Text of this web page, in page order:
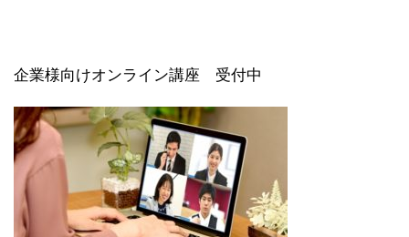
企業様向けオンライン講座 受付中